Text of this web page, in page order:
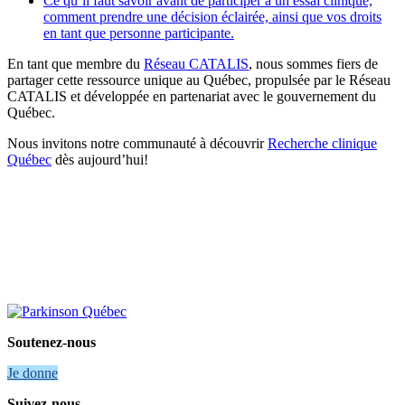
comment prendre une décision éclairée, ainsi que vos droits
en tant que personne participante.
En tant que membre du Réseau CATALIS, nous sommes fiers de
partager cette ressource unique au Québec, propulsée par le Réseau
CATALIS et développée en partenariat avec le gouvernement du
Québec.
Nous invitons notre communauté à découvrirRecherche clinique
Québec dès aujourd’hui!
Soutenez-nous
Je donne